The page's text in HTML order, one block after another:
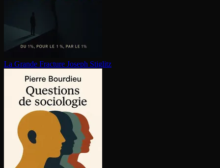
La Grande Fracture Joseph Stiglitz